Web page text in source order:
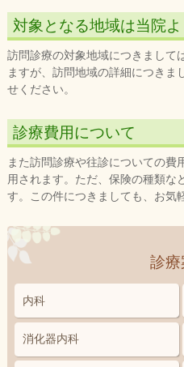
対象となる地域は当院
訪問診療の対象地域につきまして
ますが、訪問地域の詳細につきま
せください。
診療費用について
また訪問診療や往診についての費
用されます。ただ、保険の種類な
す。この件につきましても、お気
診療
内科
消化器内科